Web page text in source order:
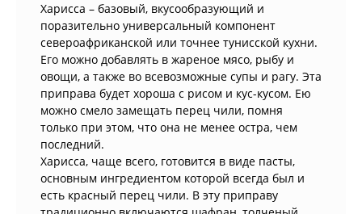
Харисса – базовый, вкусообразующий и
поразительно универсальный компонент
североафриканской или точнее тунисской кухни.
Его можно добавлять в жареное мясо, рыбу и
овощи, а также во всевозможные супы и рагу. Эта
приправа будет хороша с рисом и кус-кусом. Ею
можно смело замещать перец чили, помня
только при этом, что она не менее остра, чем
последний.
Харисса, чаще всего, готовится в виде пасты,
основным ингредиентом которой всегда был и
есть красный перец чили. В эту приправу